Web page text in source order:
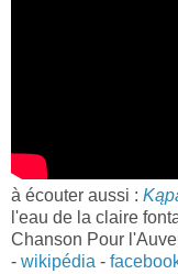
à écouter aussi :
l'eau de la claire
Chanson Pour
- wikipédia -